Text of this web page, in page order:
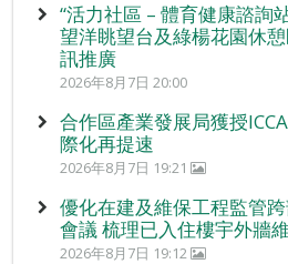
“活力社區 – 體育健康諮詢
望洋眺望台及綠楊花園休
訊推廣
2026年8月7日 20:00
合作區產業發展局獲授
際化再提速
2026年8月7日 19:21
優化在建及維保工程監管
會議 梳理已入住樓宇外牆
2026年8月7日 19:12